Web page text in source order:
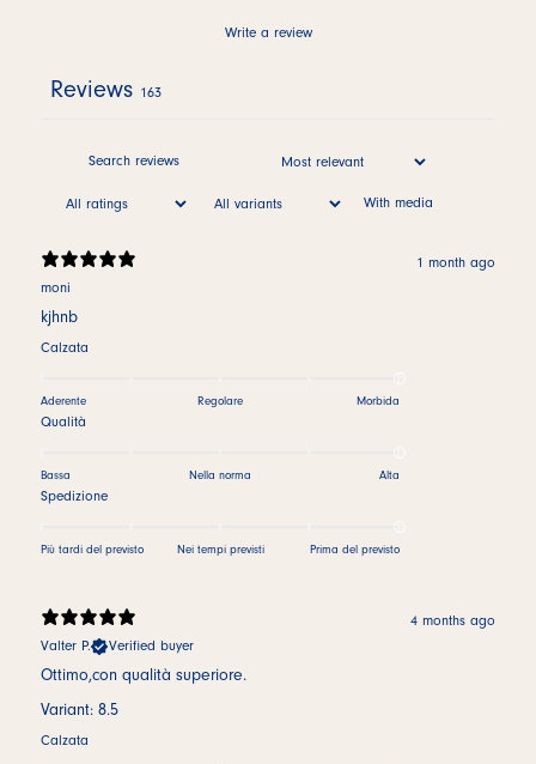
Write a review
Reviews 163
With media
1 month ago
moni
kjhnb
Calzata
Aderente Regolare Morbida
Qualità
Bassa Nella norma Alta
Spedizione
Più tardi del previsto Nei tempi previsti Prima del previsto
4 months ago
Valter P.
Verified buyer
Ottimo,con qualità superiore.
Variant: 8.5
Calzata